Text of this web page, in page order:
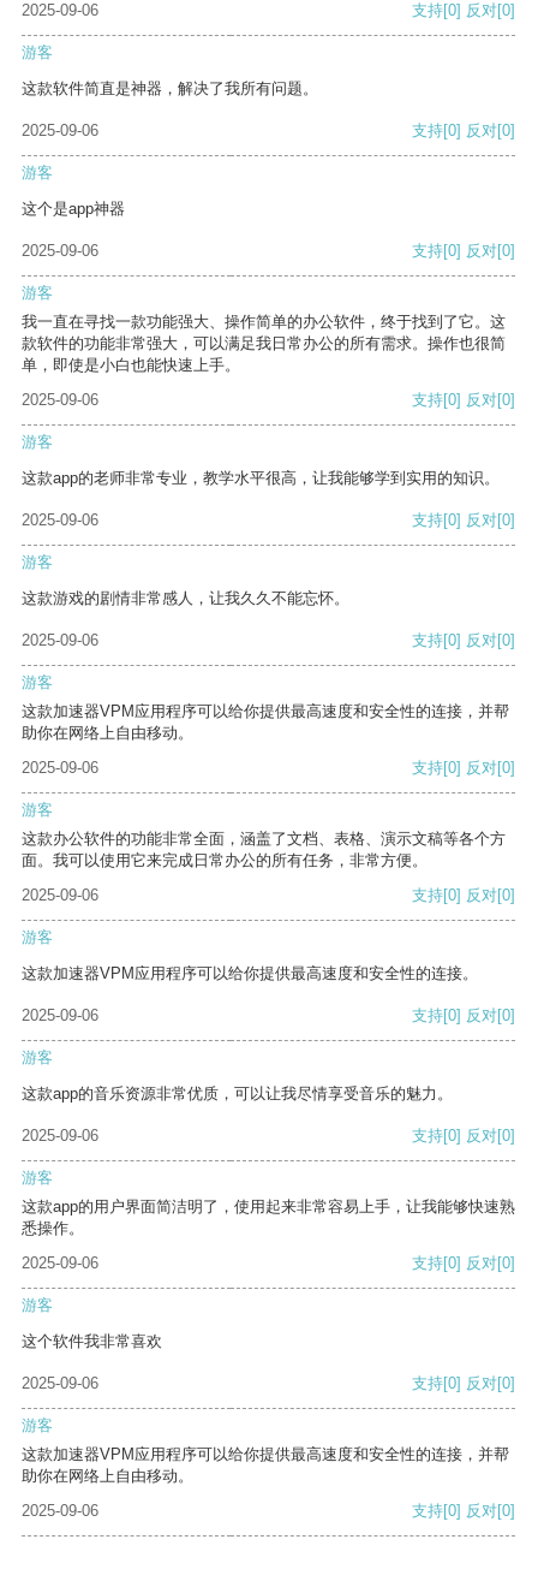
2025-09-06 支持[0] 反对[0]
游客
这款软件简直是神器，解决了我所有问题。
2025-09-06 支持[0] 反对[0]
游客
这个是app神器
2025-09-06 支持[0] 反对[0]
游客
我一直在寻找一款功能强大、操作简单的办公软件，终于找到了它。这
款软件的功能非常强大，可以满足我日常办公的所有需求。操作也很简
单，即使是小白也能快速上手。
2025-09-06
支持[0] 反对[0]
游客
这款app的老师非常专业，教学水平很高，让我能够学到实用的知识。
2025-09-06 支持[0] 反对[0]
游客
这款游戏的剧情非常感人，让我久久不能忘怀。
2025-09-06 支持[0] 反对[0]
游客
这款加速器VPM应用程序可以给你提供最高速度和安全性的连接，并帮
助你在网络上自由移动。
2025-09-06
支持[0] 反对[0]
游客
这款办公软件的功能非常全面，涵盖了文档、表格、演示文稿等各个方
面。我可以使用它来完成日常办公的所有任务，非常方便。
2025-09-06
支持[0] 反对[0]
游客
这款加速器VPM应用程序可以给你提供最高速度和安全性的连接。
2025-09-06 支持[0] 反对[0]
游客
这款app的音乐资源非常优质，可以让我尽情享受音乐的魅力。
2025-09-06 支持[0] 反对[0]
游客
这款app的用户界面简洁明了，使用起来非常容易上手，让我能够快速熟
悉操作。
2025-09-06
支持[0] 反对[0]
游客
这个软件我非常喜欢
2025-09-06 支持[0] 反对[0]
游客
这款加速器VPM应用程序可以给你提供最高速度和安全性的连接，并帮
助你在网络上自由移动。
2025-09-06
支持[0] 反对[0]